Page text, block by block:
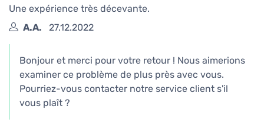
Une expérience très décevante.
A.A.
27.12.2022
Bonjour et merci pour votre retour ! Nous aimerions
examiner ce problème de plus près avec vous.
Pourriez-vous contacter notre service client s'il
vous plaît ?